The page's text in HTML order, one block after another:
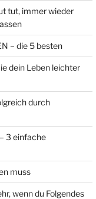
tut, immer wieder
– die 5 besten
dein Leben leichter
durch
3 einfache
muss
wenn du Folgendes